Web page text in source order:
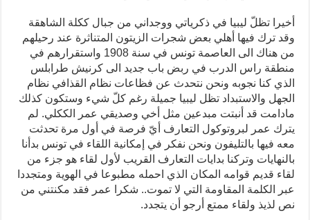
أخيرا تظلّ ليبيا في ذكرياتي ووجداني من جبال ككلة الشاهقة
وقد ترك فيها أهلي بعض شجرات الزيتون المتناثرة عند رحيلهم
من هناك الى العاصمة تونس في سنة 1908 واستقرارهم في
منطقة راس الدرب في ربض باب جديد الى كرنيش طرابلس
الذي كنا نجوبه ونحن نتحدث عن فظاعات نظام القذافي نظام
الجهل والاستبداد تظل ليبيا جميلة رغم كلّ شيء وستكون كذلك
مادامت قد أنبتت مبدعين مثل أخي وصديقي عمر الككلي. لم
يترك عمر لبروتوكول التعارف أيّ فرصة في أول مرة تحدثت
معه فيها بالتليفون ونحن نفكر في إمكانية اللقاء في تونس بدأنا
بالنهايات وتركنا بدايات التعارف القريب لأول لقاء هو جزء من
لقاء قديم قوامه المكان الذي احمله مطبوعا في الهوية ومتجددا
عبر الكلمة المقاومة التي لا تموت.. شكرا عمر فقد مكنتني من
نص لذيذ ولقاء ممتع أرجو أن يتجدد.